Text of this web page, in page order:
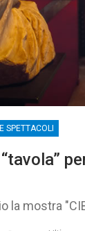
SPETTACOLI
la mostra